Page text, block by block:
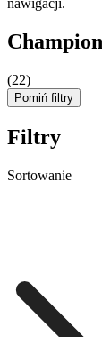
nawigacji.
(22)
Pomiń filtry
Filtry
Sortowanie